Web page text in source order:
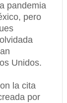
pandemia
pero
Unidos.
la cita
por